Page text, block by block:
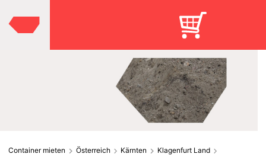
Container mieten Österreich Kärnten
Klagenfurt Land